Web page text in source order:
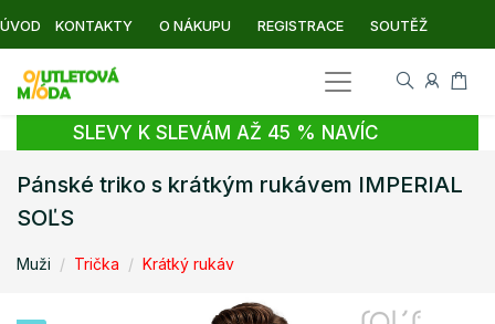
ÚVOD KONTAKTY O NÁKUPU REGISTRACE SOUTĚŽ
SLEVY K SLEVÁM AŽ 45 % NAVÍC
Pánské triko s krátkým rukávem IMPERIAL
SOĽS
Muži Trička Krátký rukáv